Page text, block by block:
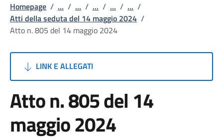
Homepage / ... / ... / ... / ... / ... /
Atti della seduta del 14 maggio 2024 /
Atto n. 805 del 14 maggio 2024
LINK E ALLEGATI
Atto n. 805 del 14
maggio 2024